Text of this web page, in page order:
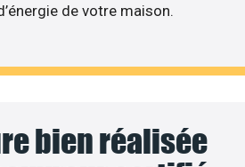
de votre maison.
bien réalisée